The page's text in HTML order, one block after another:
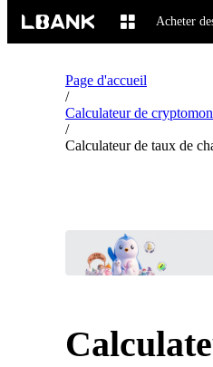
Acheter
Page d'accueil
/
Calculateur de
/
Calculateur de taux de